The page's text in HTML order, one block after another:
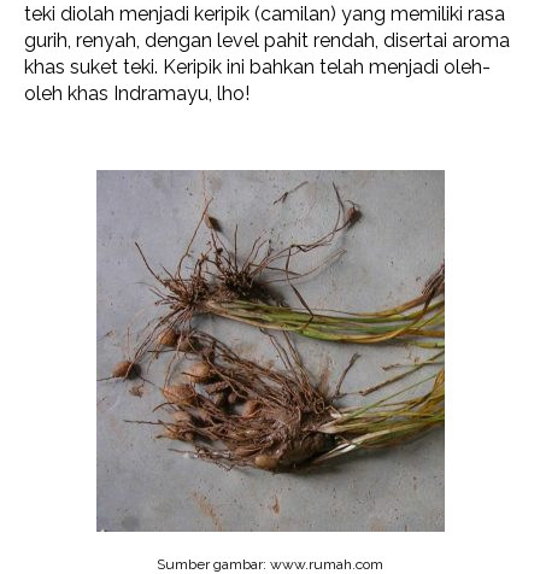
teki diolah menjadi keripik (camilan) yang memiliki rasa
gurih, renyah, dengan level pahit rendah, disertai aroma
khas suket teki. Keripik ini bahkan telah menjadi oleh-
oleh khas Indramayu, lho!
Sumber gambar: www.rumah.com